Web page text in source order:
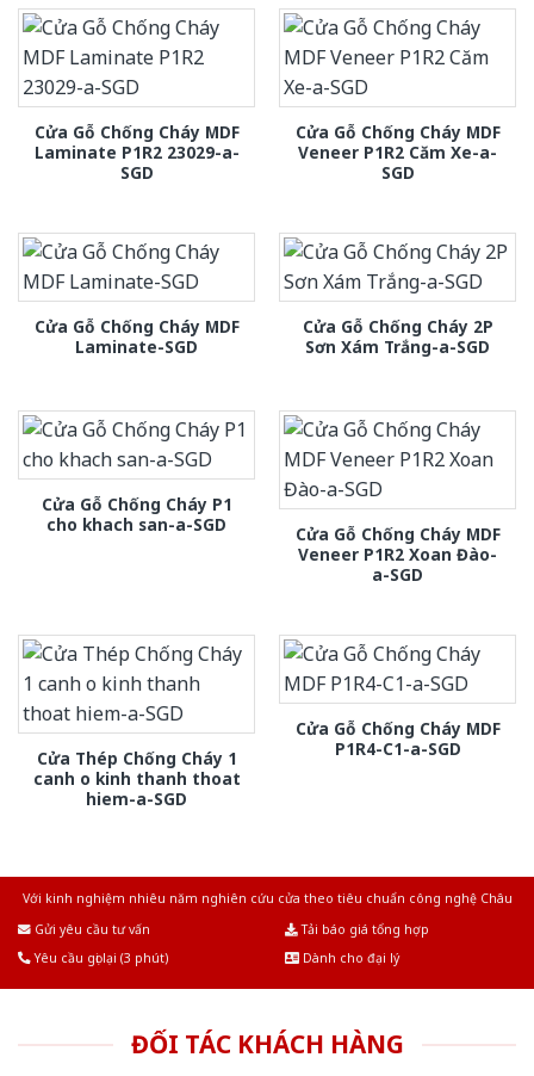
Cửa Gỗ Chống Cháy MDF
Laminate P1R2 23029-a-
SGD
Cửa Gỗ Chống Cháy MDF
Veneer P1R2 Căm Xe-a-
SGD
Cửa Gỗ Chống Cháy MDF
Laminate-SGD
Cửa Gỗ Chống Cháy 2P
Sơn Xám Trắng-a-SGD
Cửa Gỗ Chống Cháy P1
cho khach san-a-SGD
Cửa Gỗ Chống Cháy MDF
Veneer P1R2 Xoan Đào-
a-SGD
Cửa Thép Chống Cháy 1
canh o kinh thanh thoat
hiem-a-SGD
Cửa Gỗ Chống Cháy MDF
P1R4-C1-a-SGD
Với kinh nghiệm nhiêu năm nghiên cứu cửa theo tiêu chuẩn công nghệ Châu
Gửi yêu cầu tư vấn
Tải báo giá tổng hợp
Yêu cầu gọi lại (3 phút)
Dành cho đại lý
ĐỐI TÁC KHÁCH HÀNG